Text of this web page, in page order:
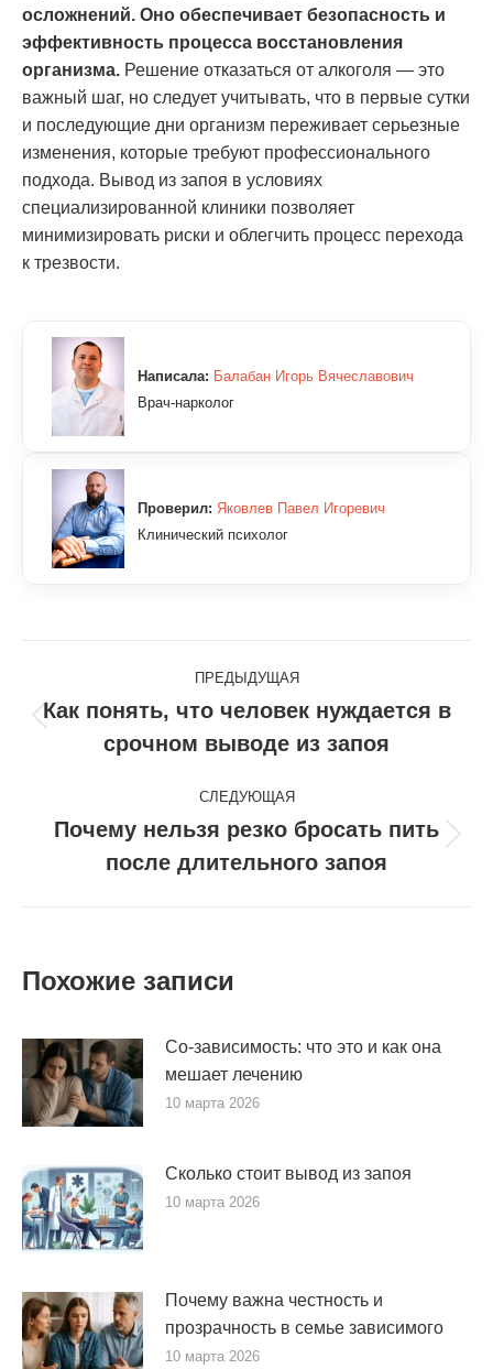
осложнений. Оно обеспечивает безопасность и
эффективность процесса восстановления
организма. Решение отказаться от алкоголя — это
важный шаг, но следует учитывать, что в первые сутки
и последующие дни организм переживает серьезные
изменения, которые требуют профессионального
подхода. Вывод из запоя в условиях
специализированной клиники позволяет
минимизировать риски и облегчить процесс перехода
к трезвости.
Написала: Балабан Игорь Вячеславович
Врач-нарколог
Проверил: Яковлев Павел Игоревич
Клинический психолог
Навигация
по
записям
ПРЕДЫДУЩАЯ
Предыдущая
запись:
Как понять, что человек нуждается в
срочном выводе из запоя
СЛЕДУЮЩАЯ
Следующая
запись:
Почему нельзя резко бросать пить
после длительного запоя
Похожие записи
Со-зависимость: что это и как она
мешает лечению
10 марта 2026
Сколько стоит вывод из запоя
10 марта 2026
Почему важна честность и
прозрачность в семье зависимого
10 марта 2026